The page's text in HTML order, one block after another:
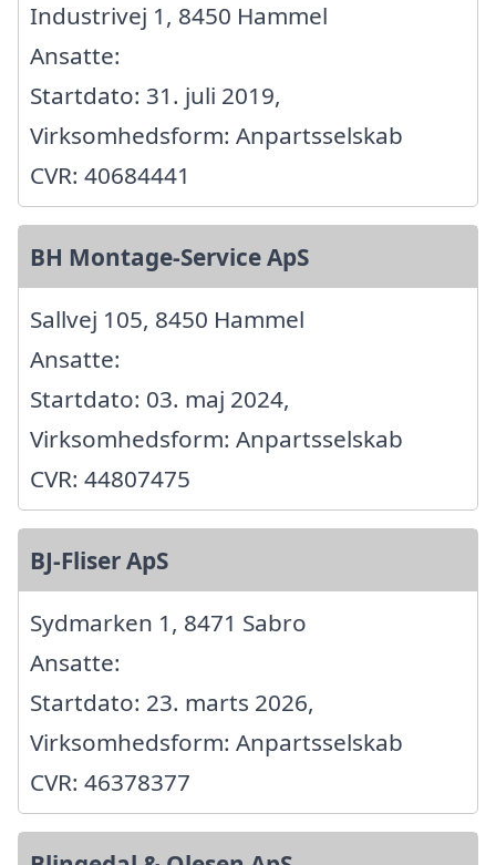
Industrivej 1, 8450 Hammel
Ansatte:
Startdato: 31. juli 2019,
Virksomhedsform: Anpartsselskab
CVR: 40684441
BH Montage-Service ApS
Sallvej 105, 8450 Hammel
Ansatte:
Startdato: 03. maj 2024,
Virksomhedsform: Anpartsselskab
CVR: 44807475
BJ-Fliser ApS
Sydmarken 1, 8471 Sabro
Ansatte:
Startdato: 23. marts 2026,
Virksomhedsform: Anpartsselskab
CVR: 46378377